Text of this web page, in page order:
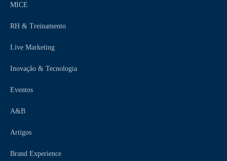
MICE
RH & Treinamento
Live Marketing
Inovação & Tecnologia
Eventos
A&B
Artigos
Brand Experience